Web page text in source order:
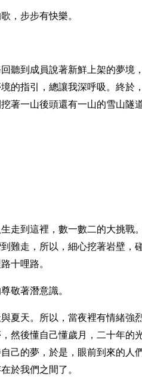
，步步有快樂。
聽到成員說著新鮮上架的夢境
的指引，總讓我深呼吸。終於
著一山後頭還有一山的雪山隧
走到這裡，數一數二的大挑戰
難走，所以，細心挖著岩壁，
十哩路。
敬著潛意識。
夏天。所以，當夜裡有情緒強
然後懂自己懂歲月，二十年的
己的夢，於是，眼前到來的人
於我們之間了。